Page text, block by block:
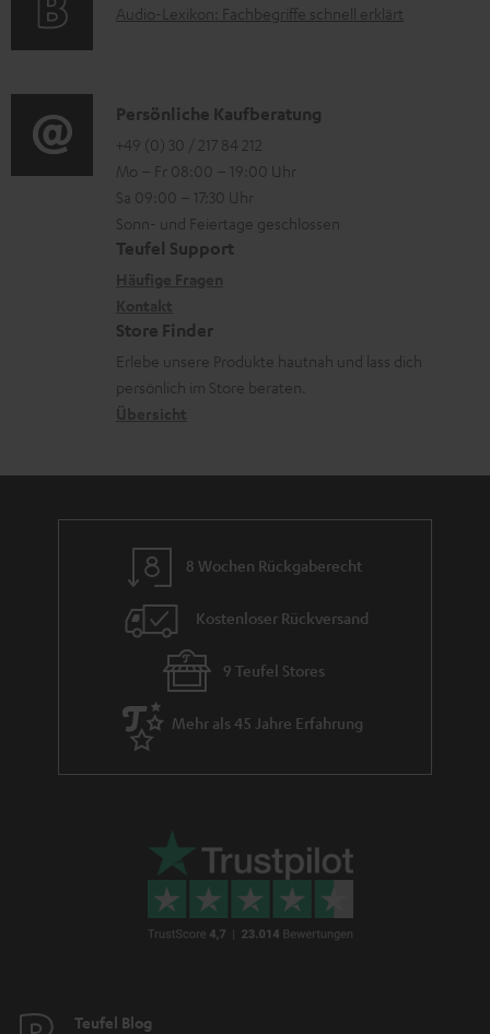
i
e
n
z
u
r
a
r
a
i
e
t
g
e
r
ä
t
ü
c
a
h
m
A
i
o
-
L
e
k
o
Audio-Lexikon: Fachbegriffe schnell erklärt
K
o
n
t
a
d
a
n
Persönliche Kaufberatung
+49 (0) 30 / 217 84 212
Mo – Fr 08:00 – 19:00 Uhr
Sa 09:00 – 17:30 Uhr
Sonn- und Feiertage geschlossen
Teufel Support
Store Finder
Erlebe unsere Produkte hautnah und lass dich
persönlich im Store beraten.
8 Wochen Rückgaberecht
Kostenloser Rückversand
9 Teufel Stores
Mehr als 45 Jahre Erfahrung
Teufel Blog